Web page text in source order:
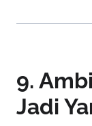
9.
Jadi